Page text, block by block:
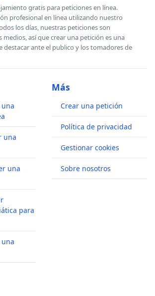
gratis para peticiones en línea.
profesional en línea utilizando nuestro
los días, nuestras peticiones son
medios, así que crear una petición es una
destacar ante el publico y los tomadores de
una
una
una
para
Más
Crear una petición
Política de privacidad
Gestionar cookies
Sobre nosotros